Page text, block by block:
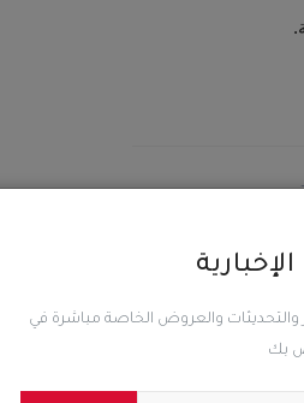
والتحديثات والعروض الخاصة مباشرة في
بك